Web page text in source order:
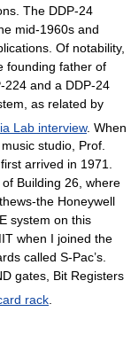
The DDP-24
mid-1960s and
Of notability,
founding father of
224 and a DDP-24
as related by
Lab interview. When
studio, Prof.
arrived in 1971.
Building 26, where
the Honeywell
system on this
when I joined the
called S-Pac’s.
gates, Bit Registers
rack